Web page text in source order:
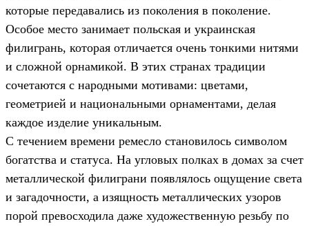
которые передавались из поколения в поколение.
Особое место занимает польская и украинская
филигрань, которая отличается очень тонкими нитями
и сложной орнамикой. В этих странах традиции
сочетаются с народными мотивами: цветами,
геометрией и национальными орнаментами, делая
каждое изделие уникальным.
С течением времени ремесло становилось символом
богатства и статуса. На угловых полках в домах за счет
металлической филиграни появлялось ощущение света
и загадочности, а изящность металлических узоров
порой превосходила даже художественную резьбу по